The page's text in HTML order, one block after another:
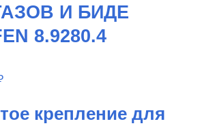
И БИДЕ
8.9280.4
крепление для